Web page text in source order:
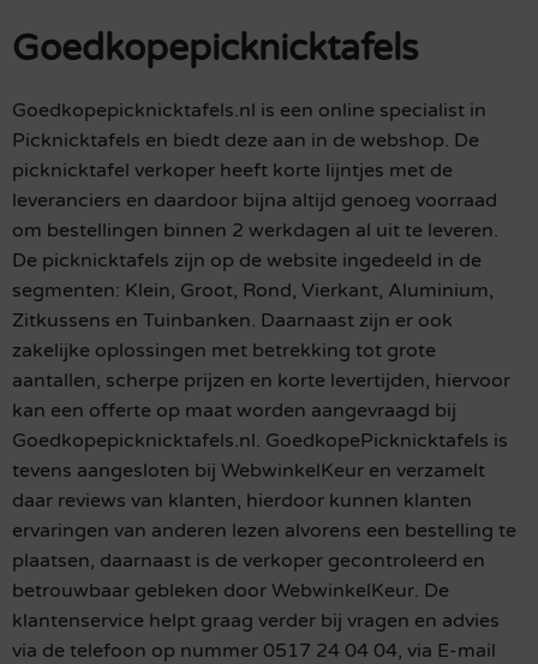
Goedkopepicknicktafels
Goedkopepicknicktafels.nl is een online specialist in
Picknicktafels en biedt deze aan in de webshop. De
picknicktafel verkoper heeft korte lijntjes met de
leveranciers en daardoor bijna altijd genoeg voorraad
om bestellingen binnen 2 werkdagen al uit te leveren.
De picknicktafels zijn op de website ingedeeld in de
segmenten: Klein, Groot, Rond, Vierkant, Aluminium,
Zitkussens en Tuinbanken. Daarnaast zijn er ook
zakelijke oplossingen met betrekking tot grote
aantallen, scherpe prijzen en korte levertijden, hiervoor
kan een offerte op maat worden aangevraagd bij
Goedkopepicknicktafels.nl. GoedkopePicknicktafels is
tevens aangesloten bij WebwinkelKeur en verzamelt
daar reviews van klanten, hierdoor kunnen klanten
ervaringen van anderen lezen alvorens een bestelling te
plaatsen, daarnaast is de verkoper gecontroleerd en
betrouwbaar gebleken door WebwinkelKeur. De
klantenservice helpt graag verder bij vragen en advies
via de telefoon op nummer 0517 24 04 04, via E-mail